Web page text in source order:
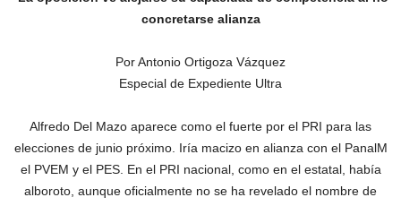
concretarse alianza
Por Antonio Ortigoza Vázquez
Especial de Expediente Ultra
Alfredo Del Mazo aparece como el fuerte por el PRI para las
elecciones de junio próximo. Iría macizo en alianza con el PanalM
el PVEM y el PES. En el PRI nacional, como en el estatal, había
alboroto, aunque oficialmente no se ha revelado el nombre de